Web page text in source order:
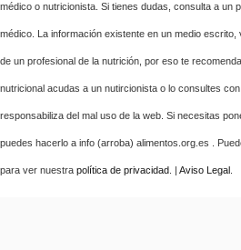
médico o nutricionista. Si tienes dudas, consulta a un
médico. La información existente en un medio
de un profesional de la nutrición, por eso te
nutricional acudas a un nutircionista o lo consultes
responsabiliza del mal uso de la web. Si necesitas
puedes hacerlo a info (arroba) alimentos.org.es .
para ver nuestra política de privacidad . | Aviso Legal